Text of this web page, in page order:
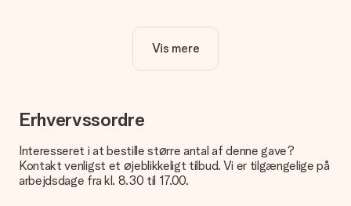
Er personalisering inkluderet i prisen?
Prisen der vises på hjemmesiden omfatter personliggørelse
Hvordan ved jeg, om mit billede har den rigtige kvalitet?
Vi vil være sikre på, at du er helt tilfreds med din gave. Derfor
om kvaliteten af dit billede, kan du kontakte vores
kundeservice og vedlægge dit foto sammen med den gave,
du er interesseret i at bestille. Så kan de tjekke kvaliteten for
Vis mere
Erhvervssordre
Interesseret i at bestille større antal af denne gave?
Kontakt venligst et øjeblikkeligt tilbud. Vi er tilgængelige på
arbejdsdage fra kl. 8.30 til 17.00.